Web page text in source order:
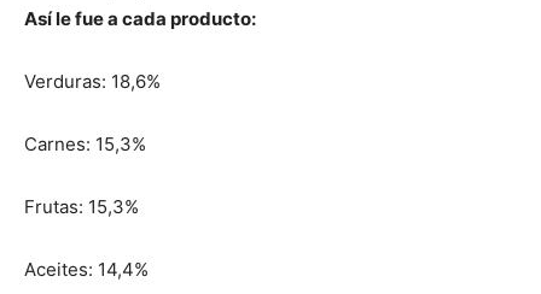
Así le fue a cada producto:
Verduras: 18,6%
Carnes: 15,3%
Frutas: 15,3%
Aceites: 14,4%